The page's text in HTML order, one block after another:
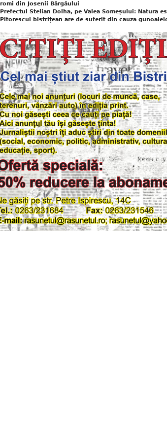
romi din Josenii Bârgăului
Prefectul Stelian Dolha, pe Valea Someșului: Natura
Pitorescul bistrițean are de suferit din cauza